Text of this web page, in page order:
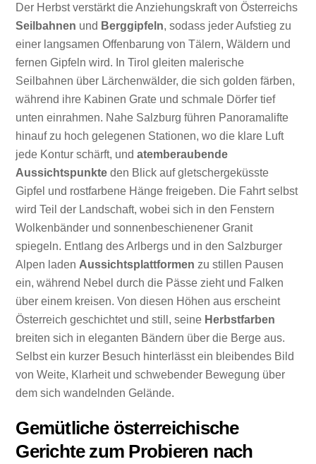
Der Herbst verstärkt die Anziehungskraft von Österreichs
Seilbahnen und Berggipfeln, sodass jeder Aufstieg zu
einer langsamen Offenbarung von Tälern, Wäldern und
fernen Gipfeln wird. In Tirol gleiten malerische
Seilbahnen über Lärchenwälder, die sich golden färben,
während ihre Kabinen Grate und schmale Dörfer tief
unten einrahmen. Nahe Salzburg führen Panoramalifte
hinauf zu hoch gelegenen Stationen, wo die klare Luft
jede Kontur schärft, undatemberaubende
Aussichtspunkte den Blick auf gletschergeküsste
Gipfel und rostfarbene Hänge freigeben. Die Fahrt selbst
wird Teil der Landschaft, wobei sich in den Fenstern
Wolkenbänder und sonnenbeschienener Granit
spiegeln. Entlang des Arlbergs und in den Salzburger
Alpen laden Aussichtsplattformen zu stillen Pausen
ein, während Nebel durch die Pässe zieht und Falken
über einem kreisen. Von diesen Höhen aus erscheint
Österreich geschichtet und still, seine Herbstfarben
breiten sich in eleganten Bändern über die Berge aus.
Selbst ein kurzer Besuch hinterlässt ein bleibendes Bild
von Weite, Klarheit und schwebender Bewegung über
dem sich wandelnden Gelände.
Gemütliche österreichische
Gerichte zum Probieren nach